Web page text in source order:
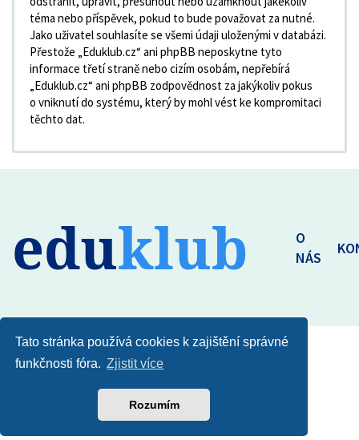
Tato stránka používá cookies k zajištění správné
funkčnosti fóra. Zjistit více
Rozumím
téma nebo příspěvek, pokud to bude považovat za nutné.
Jako uživatel souhlasíte se všemi údaji uloženými v databázi.
Přestože „Eduklub.cz“ ani phpBB neposkytne tyto
informace třetí straně nebo cizím osobám, nepřebírá
„Eduklub.cz“ ani phpBB zodpovědnost za jakýkoliv pokus
o vniknutí do systému, který by mohl vést ke kompromitaci
těchto dat.
eduklub
O
NÁS